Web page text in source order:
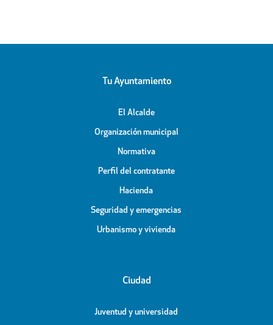
Tu Ayuntamiento
El Alcalde
Organización municipal
Normativa
Perfil del contratante
Hacienda
Seguridad y emergencias
Urbanismo y vivienda
Ciudad
Juventud y universidad